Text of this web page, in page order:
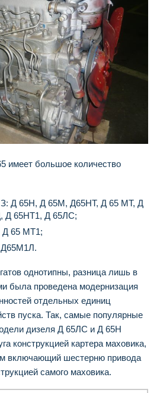
имеет большое количество
Д 65Н, Д 65М, Д65НТ, Д 65 МТ, Д
Д 65НТ1, Д 65ЛС;
Д 65 МТ1;
Д65М1Л.
однотипны, разница лишь в
была проведена модернизация
отдельных единиц
пуска. Так, самые популярные
дизеля Д 65ЛС и Д 65Н
конструкцией картера маховика,
включающий шестерню привода
самого маховика.